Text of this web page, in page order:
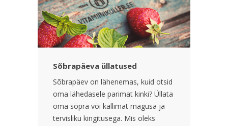
Sõbrapäeva üllatused
Sõbrapäev on lähenemas, kuid otsid
oma lähedasele parimat kinki? Üllata
oma sõpra või kallimat magusa ja
tervisliku kingitusega. Mis oleks